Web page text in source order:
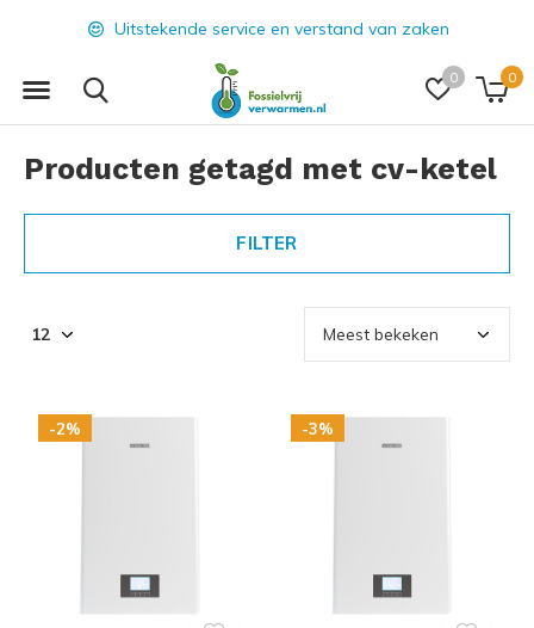
0 0
Uitstekende service en verstand van zaken
Producten getagd met cv-ketel
FILTER
-2% -3%